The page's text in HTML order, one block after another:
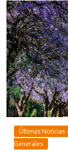
Últimas Noticias
Generales